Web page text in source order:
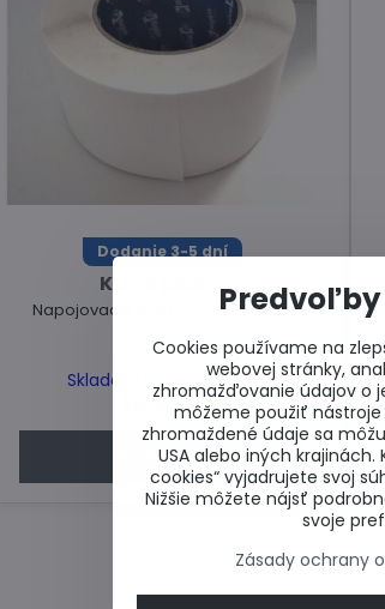
Dodanie 3-5 dní
Klzná páska
Napojovacia páska. Cena za kus.
Skladom u dodávateľa
16,81 €
Do košíka
Cookies používame na
webovej stránky,
zhromažďovanie údajov o
môžeme použiť
zhromaždené údaje sa
USA alebo iných
cookies“ vyjadrujete svoj
Nižšie môžete nájsť
svoje
Zásady ochrany